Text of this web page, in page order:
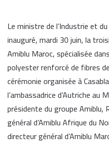
Le ministre de l’Industrie et
inauguré, mardi 30 juin, la
Amiblu Maroc, spécialisée
polyester renforcé de fibres
cérémonie organisée à
l’ambassadrice d’Autriche au
présidente du groupe Amiblu,
général d’Amiblu Afrique du
directeur général d’Amiblu